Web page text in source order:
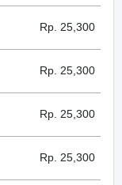
Rp. 25,300
Rp. 25,300
Rp. 25,300
Rp. 25,300